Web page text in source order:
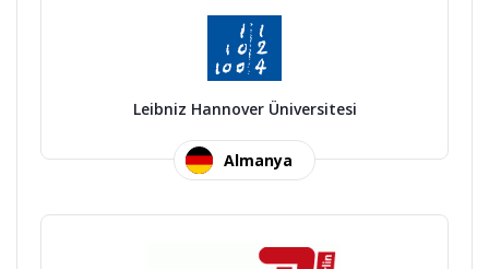
Leibniz Hannover Üniversitesi
Almanya